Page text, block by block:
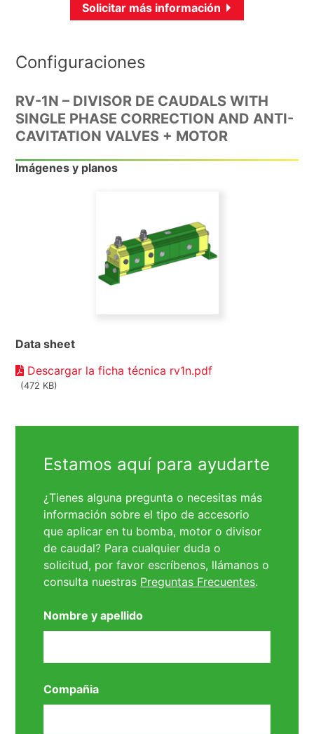
Solicitar más información
Configuraciones
RV-1N – DIVISOR DE CAUDALS WITH
SINGLE PHASE CORRECTION AND ANTI-
CAVITATION VALVES + MOTOR
Imágenes y planos
Data sheet
Descargar la ficha técnica rv1n.pdf
(472 KB)
Estamos aquí para ayudarte
¿Tienes alguna pregunta o necesitas más
información sobre el tipo de accesorio
que aplicar en tu bomba, motor o divisor
de caudal? Para cualquier duda o
solicitud, por favor escríbenos, llámanos o
consulta nuestras Preguntas Frecuentes.
Nombre y apellido
Compañia